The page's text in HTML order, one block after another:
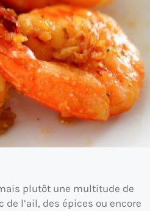
plutôt une multitude de
l’ail, des épices ou encore